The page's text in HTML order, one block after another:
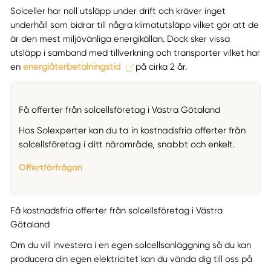
Solceller har noll utsläpp under drift och kräver inget
underhåll som bidrar till några klimatutsläpp vilket gör att de
är den mest miljövänliga energikällan. Dock sker vissa
utsläpp i samband med tillverkning och transporter vilket har
en energiåterbetalningstid på cirka 2 år.
Få offerter från solcellsföretag i Västra Götaland
Hos Solexperter kan du ta in kostnadsfria offerter från
solcellsföretag i ditt närområde, snabbt och enkelt.
Offertförfrågan
Få kostnadsfria offerter från solcellsföretag i Västra
Götaland
Om du vill investera i en egen solcellsanläggning så du kan
producera din egen elektricitet kan du vända dig till oss på